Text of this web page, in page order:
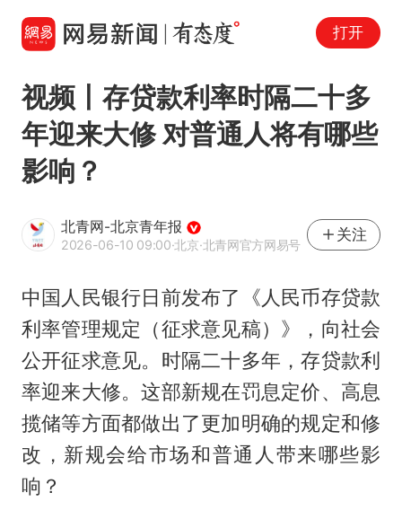
打开
视频丨存贷款利率时隔二十多
年迎来大修 对普通人将有哪些
影响？
北青网-北京青年报
2026-06-10 09:00·北京·北青网官方网易号
关注
中国人民银行日前发布了《人民币存贷款
利率管理规定（征求意见稿）》，向社会
公开征求意见。时隔二十多年，存贷款利
率迎来大修。这部新规在罚息定价、高息
揽储等方面都做出了更加明确的规定和修
改，新规会给市场和普通人带来哪些影
响？